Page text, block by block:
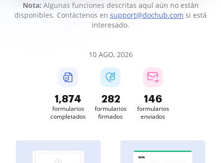
Nota: Algunas funciones descritas aquí aún no están
disponibles. Contáctenos en support@dochub.com si está
interesado.
10 AGO, 2026
1,874
formularios
completados
282
formularios
firmados
146
formularios
enviados